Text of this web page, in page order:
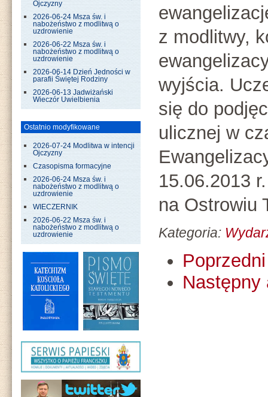
Ojczyzny
2026-06-24 Msza św. i
nabożeństwo z modlitwą o
uzdrowienie
2026-06-22 Msza św. i
nabożeństwo z modlitwą o
uzdrowienie
2026-06-14 Dzień Jedności w
parafii Świętej Rodziny
2026-06-13 Jadwiżański
Wieczór Uwielbienia
Ostatnio modyfikowane
2026-07-24 Modlitwa w intencji
Ojczyzny
Czasopisma formacyjne
2026-06-24 Msza św. i
nabożeństwo z modlitwą o
uzdrowienie
WIECZERNIK
2026-06-22 Msza św. i
nabożeństwo z modlitwą o
uzdrowienie
z modlitwy,
wyjścia.
się do
ulicznej w
15.06.2013
na Ostrowiu
Kategoria:
Następny